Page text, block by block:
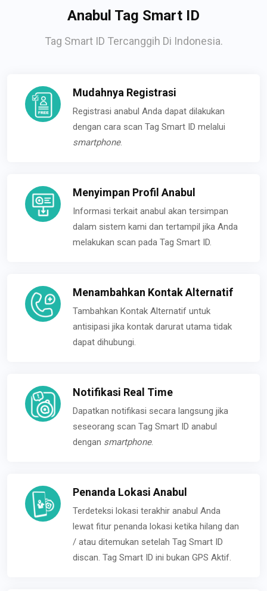
Anabul Tag Smart ID
Tag Smart ID Tercanggih Di Indonesia.
Mudahnya Registrasi
Registrasi anabul Anda dapat dilakukan
dengan cara scan Tag Smart ID melalui
smartphone.
Menyimpan Profil Anabul
Informasi terkait anabul akan tersimpan
dalam sistem kami dan tertampil jika Anda
melakukan scan pada Tag Smart ID.
Menambahkan Kontak Alternatif
Tambahkan Kontak Alternatif untuk
antisipasi jika kontak darurat utama tidak
dapat dihubungi.
Notifikasi Real Time
Dapatkan notifikasi secara langsung jika
seseorang scan Tag Smart ID anabul
dengan smartphone.
Penanda Lokasi Anabul
Terdeteksi lokasi terakhir anabul Anda
lewat fitur penanda lokasi ketika hilang dan
/ atau ditemukan setelah Tag Smart ID
discan. Tag Smart ID ini bukan GPS Aktif.